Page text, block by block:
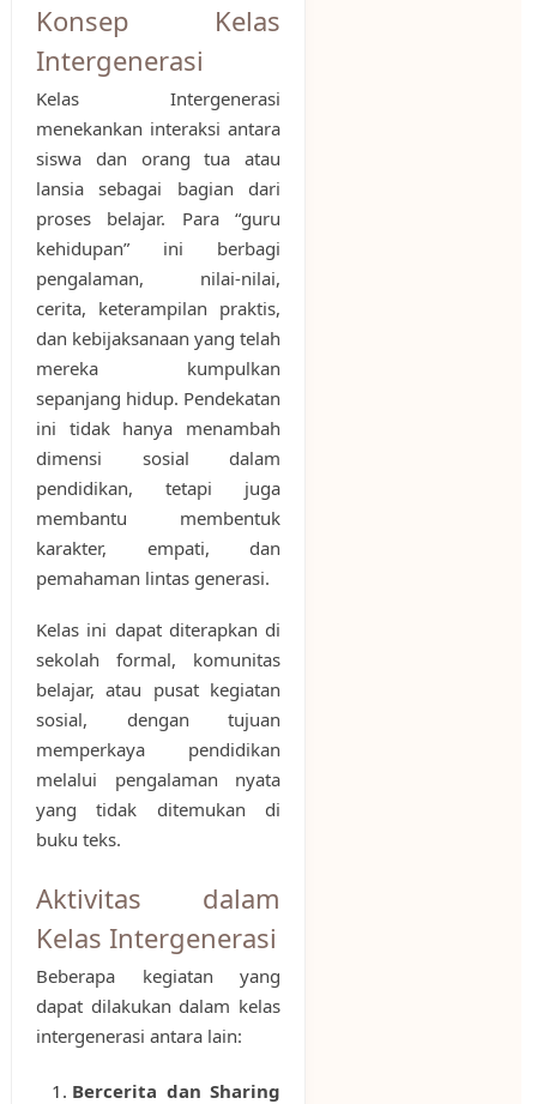
Konsep Kelas
Intergenerasi
Kelas Intergenerasi
menekankan interaksi antara
siswa dan orang tua atau
lansia sebagai bagian dari
proses belajar. Para “guru
kehidupan” ini berbagi
pengalaman, nilai-nilai,
cerita, keterampilan praktis,
dan kebijaksanaan yang telah
mereka kumpulkan
sepanjang hidup. Pendekatan
ini tidak hanya menambah
dimensi sosial dalam
pendidikan, tetapi juga
membantu membentuk
karakter, empati, dan
pemahaman lintas generasi.
Kelas ini dapat diterapkan di
sekolah formal, komunitas
belajar, atau pusat kegiatan
sosial, dengan tujuan
memperkaya pendidikan
melalui pengalaman nyata
yang tidak ditemukan di
buku teks.
Aktivitas dalam
Kelas Intergenerasi
Beberapa kegiatan yang
dapat dilakukan dalam kelas
intergenerasi antara lain:
Bercerita dan Sharing